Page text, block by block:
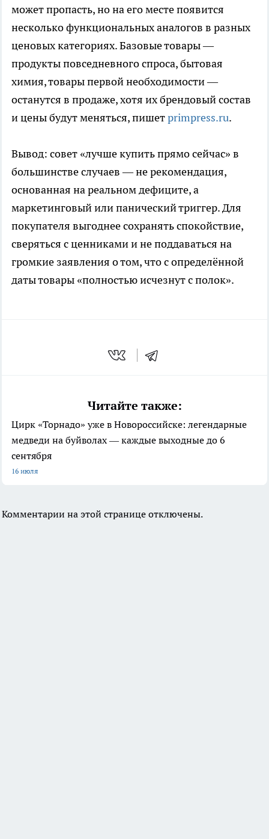
может пропасть, но на его месте появится
несколько функциональных аналогов в разных
ценовых категориях. Базовые товары —
продукты повседневного спроса, бытовая
химия, товары первой необходимости —
останутся в продаже, хотя их брендовый состав
и цены будут меняться, пишетprimpress.ru.
Вывод: совет «лучше купить прямо сейчас» в
большинстве случаев — не рекомендация,
основанная на реальном дефиците, а
маркетинговый или панический триггер. Для
покупателя выгоднее сохранять спокойствие,
сверяться с ценниками и не поддаваться на
громкие заявления о том, что с определённой
даты товары «полностью исчезнут с полок».
Читайте также:
Цирк «Торнадо» уже в Новороссийске: легендарные
медведи на буйволах — каждые выходные до 6
сентября
16 июля
Комментарии на этой странице отключены.